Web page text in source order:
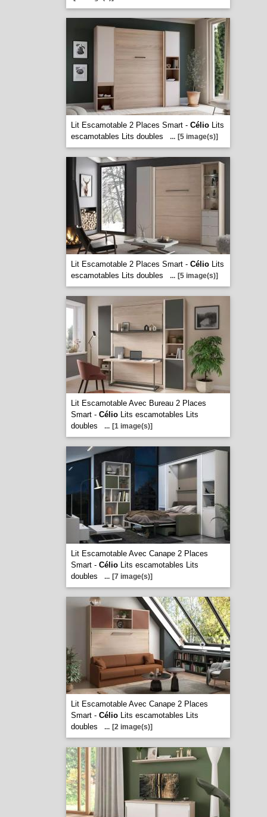
Lit Escamotable 2 Places Smart - CélioLits
escamotables Lits doubles
... [5 image(s)]
Lit Escamotable 2 Places Smart - CélioLits
escamotables Lits doubles
... [5 image(s)]
Lit Escamotable Avec Bureau 2 Places
Smart - CélioLits escamotables Lits
doubles
... [1 image(s)]
Lit Escamotable Avec Canape 2 Places
Smart - CélioLits escamotables Lits
doubles
... [7 image(s)]
Lit Escamotable Avec Canape 2 Places
Smart - CélioLits escamotables Lits
doubles
... [2 image(s)]